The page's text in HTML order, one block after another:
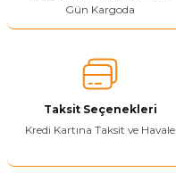
Gün Kargoda
Taksit Seçenekleri
Kredi Kartına Taksit ve Havale